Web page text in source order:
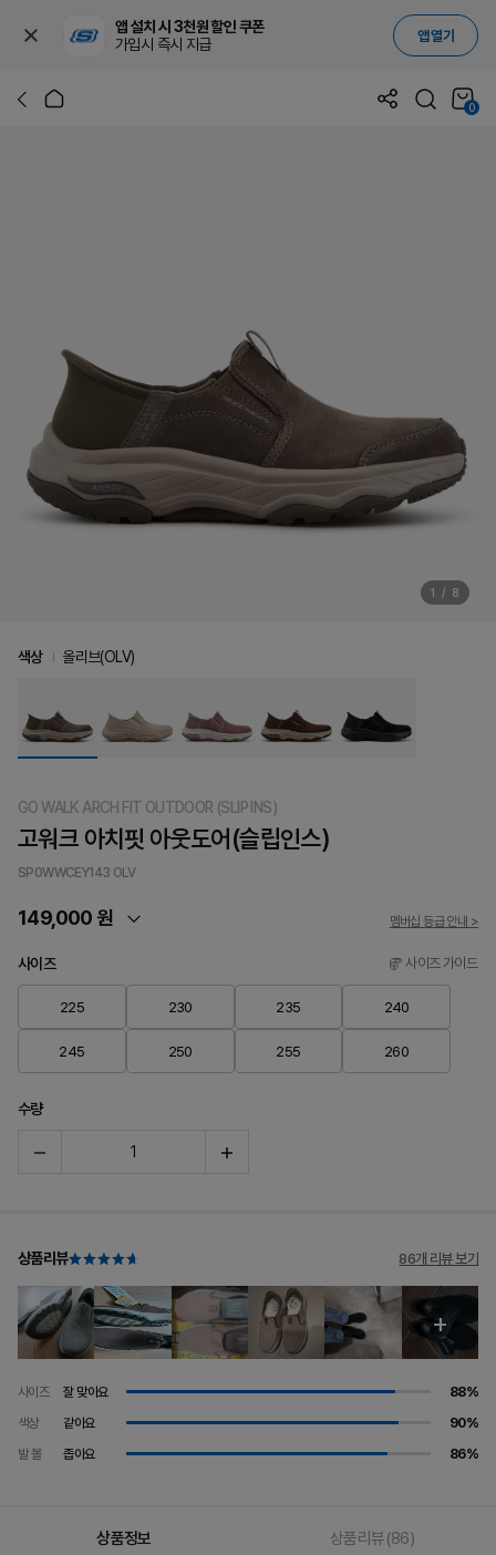
앱 설치 시 3천원 할인 쿠폰
가입시 즉시 지급
앱 열기
0
1 / 8
GO WALK ARCH FIT OUTDOOR (SLIP INS)
고워크 아치핏 아웃도어(슬립인스)
SP0WWCEY143 OLV
149,000 원 멤버십 등급 안내 >
색상 올리브(OLV)
사이즈 사이즈 가이드
225 230 235 240
245 250 255 260
수량
상품리뷰 86개 리뷰 보기
사이즈 잘 맞아요
88%
색상
같아요
90%
발 볼
좁아요 86%
상품정보 상품리뷰(86)